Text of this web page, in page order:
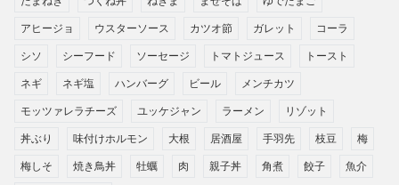
アヒージョ ウスターソース カツオ節 ガレット コーラ
シソ シーフード ソーセージ トマトジュース トースト
ネギ ネギ塩 ハンバーグ ビール メンチカツ
モッツァレラチーズ ユッケジャン ラーメン リゾット
丼ぶり 味付けホルモン 大根 居酒屋 手羽先 枝豆 梅
梅しそ 焼き鳥丼 牡蠣 肉 親子丼 角煮 餃子 魚介